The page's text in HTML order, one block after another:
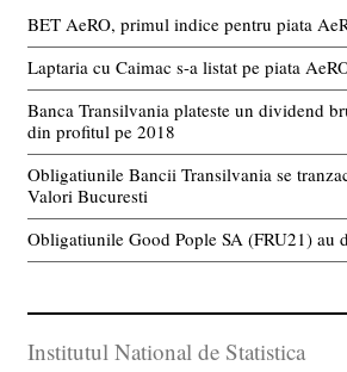
BET AeRO, primul indice pentru piata
Laptaria cu Caimac s-a listat pe piata
Banca Transilvania plateste un dividend
din profitul pe 2018
Obligatiunile Bancii Transilvania se
Valori Bucuresti
Obligatiunile Good Pople SA (FRU21) au
Institutul National de Statistica